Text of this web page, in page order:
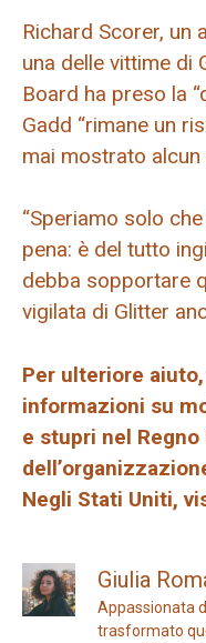
Richard Scorer, un
una delle vittime di
Board ha preso la
Gadd “rimane un
mai mostrato alcun
“Speriamo solo
pena: è del tutto
debba sopportare
vigilata di Glitter
Per ulteriore
informazioni su
e stupri nel
Negli Stati Uniti,
Giulia
Appassionata
trasformato